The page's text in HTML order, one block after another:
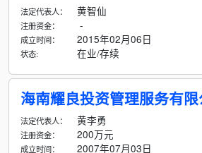
法定代表人： 黄智仙
注册资金： -
成立时间： 2015年02月06日
状态: 在业/存续
海南耀良投资管理服务有限
法定代表人： 黄李勇
注册资金： 200万元
成立时间： 2007年07月03日